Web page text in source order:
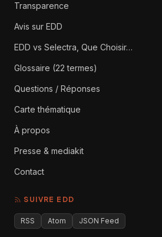
Transparence
Avis sur EDD
EDD vs Selectra, Que Choisir…
Glossaire (22 termes)
Questions / Réponses
Carte thématique
À propos
Presse & mediakit
Contact
SUIVRE EDD
RSS Atom JSON Feed